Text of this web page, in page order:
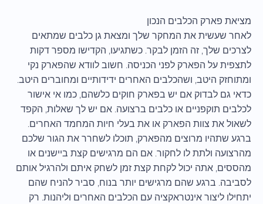
מציאת פארק הכלבים הנכון
לאחר שעשית את המחקר שלך ומצאת גן כלבים שמתאים
לצרכים שלך, זה הזמן לבקר. כשתגיעו, הקדישו מספר דקות
לתצפית על הפארק לפני הכניסה. חשוב לוודא שהפארק נקי
ומתוחזק היטב, ושהכלבים האחרים ידידותיים ומחוברים היטב.
כדאי גם לבדוק אם יש בפארק חוקים כלשהם, כמו אי אישור
לכלבים תוקפניים או כלבים ברצועה. אם יש לך שאלות, הקפד
לשאול את צוות הפארק או את בעלי חיות המחמד האחרים.
ברגע שתהיו מרוצים מהפארק, תוכלו לשחרר את הגור שלכם
מהרצועה ולתת לו לחקור. אם הם מרגישים קצת ביישנים או
מהססים, אתה יכול לקחת קצת זמן לשחק איתם ולהרגיל אותם
לסביבה. ברגע שהם מרגישים יותר בנוח, סביר להניח שהם
יתחילו ליצור אינטראקציה עם הכלבים האחרים וליהנות. רק